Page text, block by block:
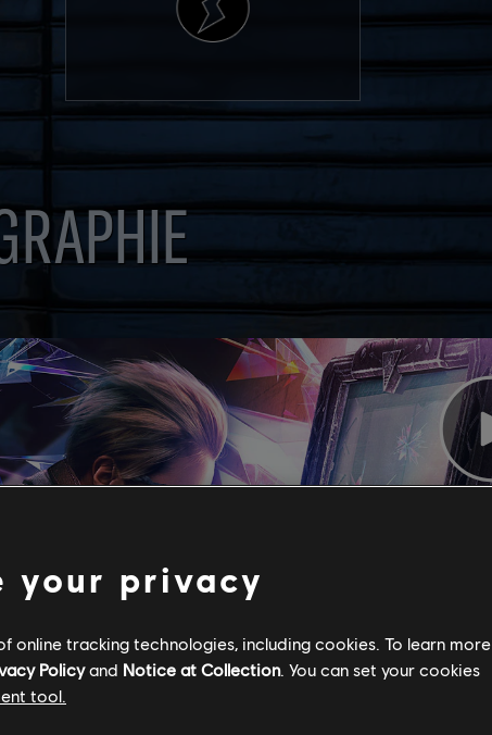
your privacy
tracking technologies, including cookies. To learn more
Policyand Notice at Collection. You can set your cookies
tool.